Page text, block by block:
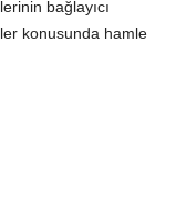
bağlayıcı
konusunda hamle